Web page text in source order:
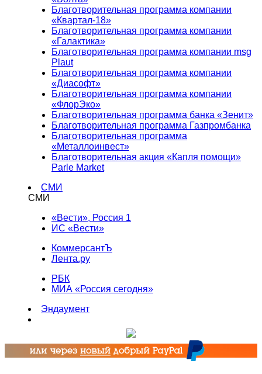
Благотворительная программа компании
«Квартал-18»
Благотворительная программа компании
«Галактика»
Благотворительная программа компании msg
Plaut
Благотворительная программа компании
«Диасофт»
Благотворительная программа компании
«ФлорЭко»
Благотворительная программа банка «Зенит»
Благотворительная программа Газпромбанка
Благотворительная программа
«Металлоинвест»
Благотворительная акция «Капля помощи»
Parle Market
СМИ
СМИ
«Вести», Россия 1
ИС «Вести»
КоммерсантЪ
Лента.ру
РБК
МИА «Россия сегодня»
Эндаумент